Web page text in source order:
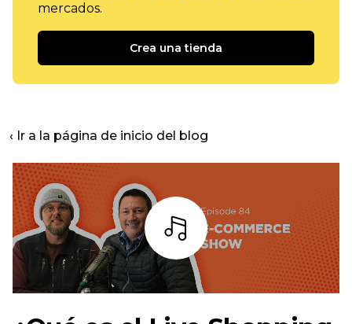
mercados.
Crea una tienda
‹ Ir a la página de inicio del blog
Escuchar